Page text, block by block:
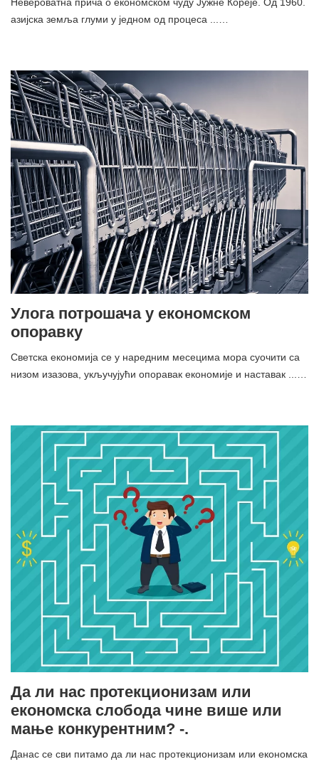
Невероватна прича о економском чуду Јужне Кореје. Од 1960.
азијска земља глуми у једном од процеса ...…
Улога потрошача у економском
опоравку
Светска економија се у наредним месецима мора суочити са
низом изазова, укључујући опоравак економије и наставак ...…
Да ли нас протекционизам или
економска слобода чине више или
мање конкурентним? -.
Данас се сви питамо да ли нас протекционизам или економска